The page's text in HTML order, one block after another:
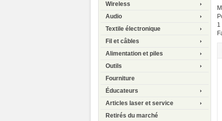
Wireless
Audio
Textile électronique
Fil et câbles
Alimentation et piles
Outils
Fourniture
Éducateurs
Articles laser et service
Retirés du marché
1